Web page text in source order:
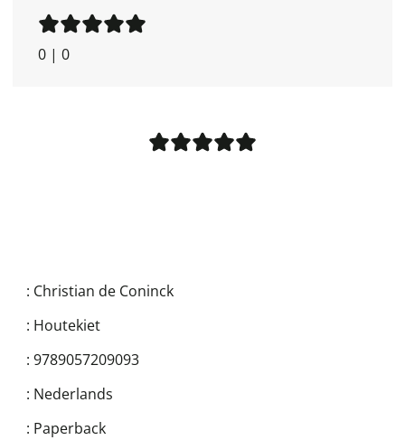
0 | 0
: Christian de Coninck
: Houtekiet
: 9789057209093
: Nederlands
: Paperback